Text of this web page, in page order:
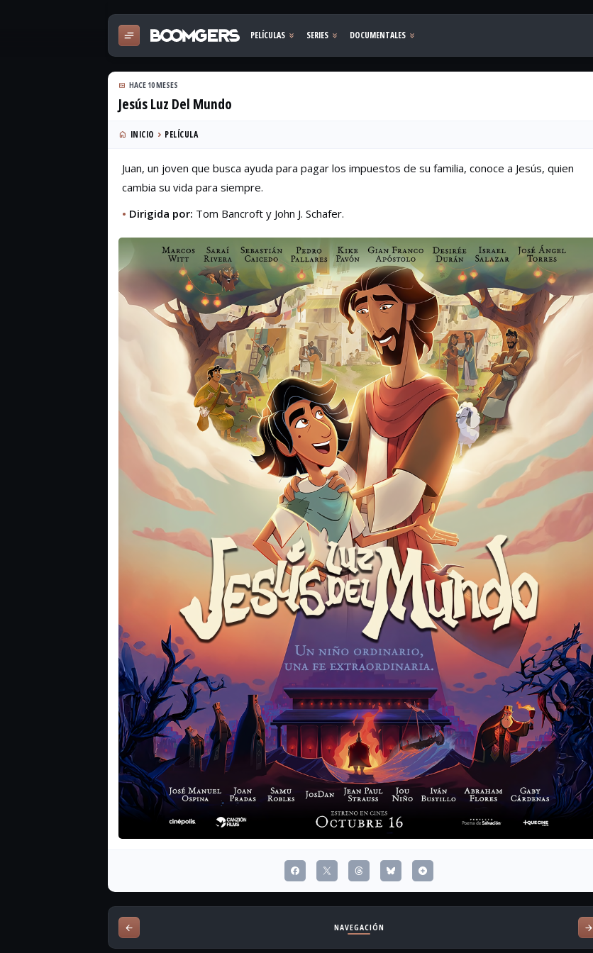
HACE 10 MESES
Jesús Luz Del Mundo
INICIO PELÍCULA
Juan, un joven que busca ayuda para pagar los impuestos de su familia, conoce a Jesús, quien
cambia su vida para siempre.
• Dirigida por: Tom Bancroft y John J. Schafer.
NAVEGACIÓN